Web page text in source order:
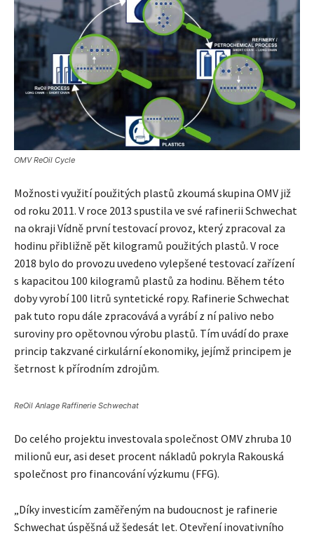
OMV ReOil Cycle
Možnosti využití použitých plastů zkoumá skupina OMV již
od roku 2011. V roce 2013 spustila ve své rafinerii Schwechat
na okraji Vídně první testovací provoz, který zpracoval za
hodinu přibližně pět kilogramů použitých plastů. V roce
2018 bylo do provozu uvedeno vylepšené testovací zařízení
s kapacitou 100 kilogramů plastů za hodinu. Během této
doby vyrobí 100 litrů syntetické ropy. Rafinerie Schwechat
pak tuto ropu dále zpracovává a vyrábí z ní palivo nebo
suroviny pro opětovnou výrobu plastů. Tím uvádí do praxe
princip takzvané cirkulární ekonomiky, jejímž principem je
šetrnost k přírodním zdrojům.
ReOil Anlage Raffinerie Schwechat
Do celého projektu investovala společnost OMV zhruba 10
milionů eur, asi deset procent nákladů pokryla Rakouská
společnost pro financování výzkumu (FFG).
„Díky investicím zaměřeným na budoucnost je rafinerie
Schwechat úspěšná už šedesát let. Otevření inovativního